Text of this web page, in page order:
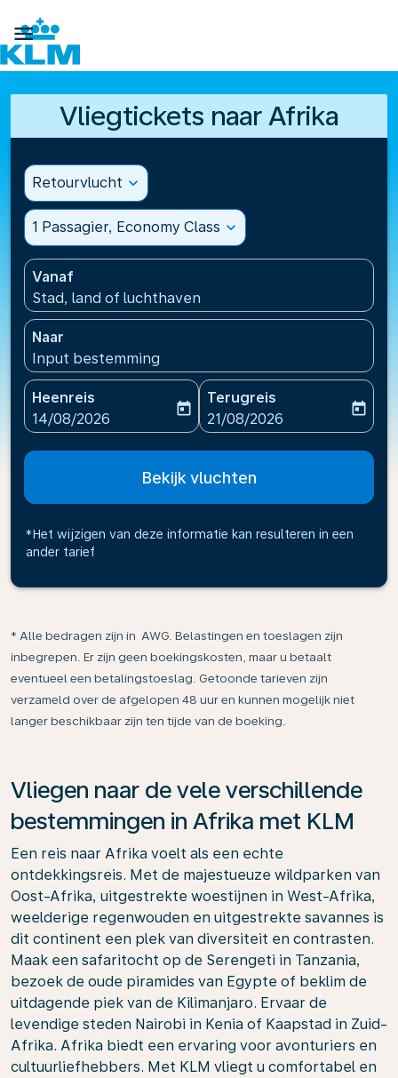

Vliegtickets naar Afrika
Retourvlucht expand_more
1 Passagier, Economy Class expand_more
Vanaf
Stad, land of luchthaven
Naar
Input bestemming
Heenreis
fc-booking-departure-date-aria-label
14/08/2026
today
Terugreis
fc-booking-return-date-
21/08/2026
today
Bekijk vluchten
*Het wijzigen van deze informatie kan resulteren in een
ander tarief
* Alle bedragen zijn in AWG. Belastingen en toeslagen zijn
inbegrepen. Er zijn geen boekingskosten, maar u betaalt
eventueel een betalingstoeslag. Getoonde tarieven zijn
verzameld over de afgelopen 48 uur en kunnen mogelijk niet
langer beschikbaar zijn ten tijde van de boeking.
Vliegen naar de vele verschillende
bestemmingen in Afrika met KLM
Een reis naar Afrika voelt als een echte
ontdekkingsreis. Met de majestueuze wildparken van
Oost-Afrika, uitgestrekte woestijnen in West-Afrika,
weelderige regenwouden en uitgestrekte savannes is
dit continent een plek van diversiteit en contrasten.
Maak een safaritocht op de Serengeti in Tanzania,
bezoek de oude piramides van Egypte of beklim de
uitdagende piek van de Kilimanjaro. Ervaar de
levendige steden Nairobi in Kenia of Kaapstad in Zuid-
Afrika. Afrika biedt een ervaring voor avonturiers en
cultuurliefhebbers. Met KLM vliegt u comfortabel en